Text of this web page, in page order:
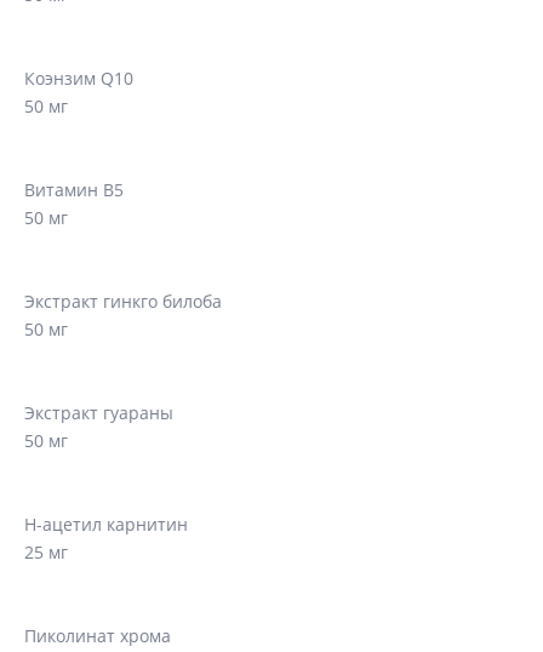
Коэнзим Q10
50 мг
Витамин B5
50 мг
Экстракт гинкго билоба
50 мг
Экстракт гуараны
50 мг
Н-ацетил карнитин
25 мг
Пиколинат хрома